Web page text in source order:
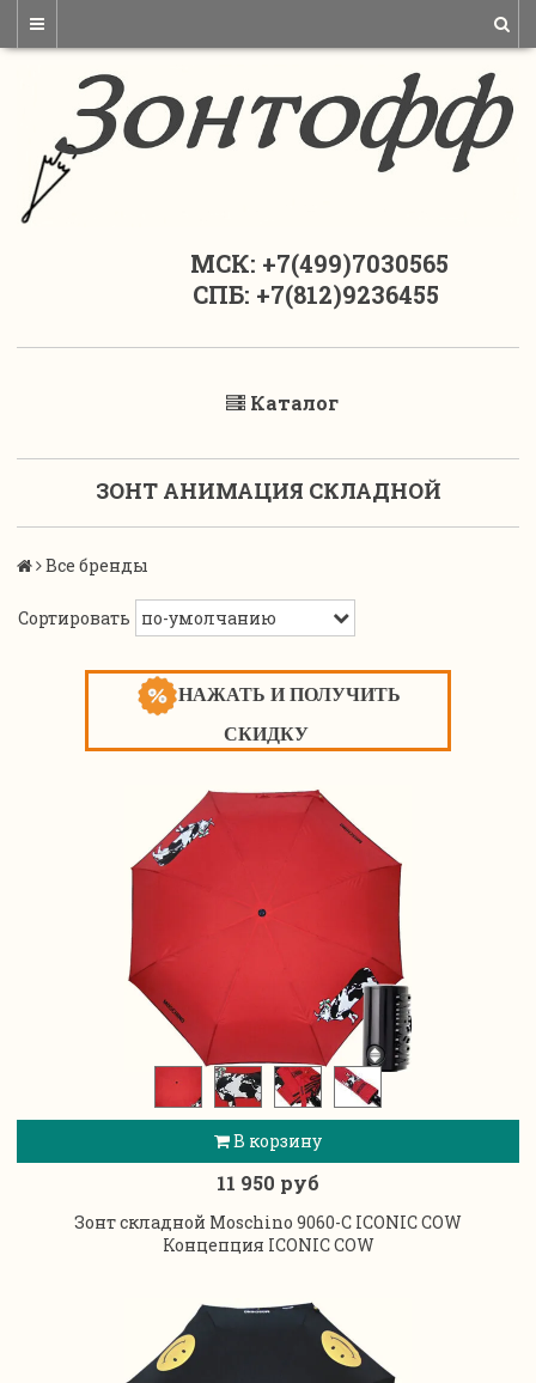
МСК: +7(499)7030565
СПБ: +7(812)9236455
Каталог
ЗОНТ АНИМАЦИЯ СКЛАДНОЙ
Все бренды
Сортировать
НАЖАТЬ И ПОЛУЧИТЬ
СКИДКУ
В корзину
11 950 руб
Зонт складной Moschino 9060-C ICONIC COW
Концепция ICONIC COW